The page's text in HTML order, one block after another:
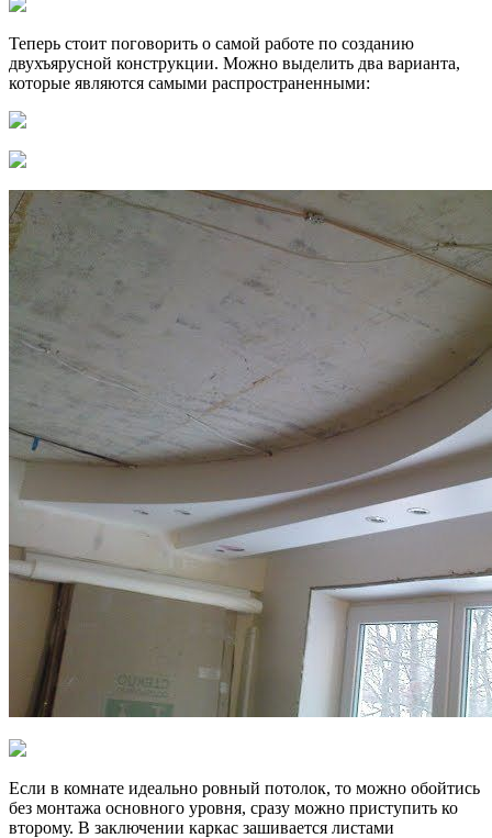
Теперь стоит поговорить о самой работе по созданию
двухъярусной конструкции. Можно выделить два варианта,
которые являются самыми распространенными:
Если в комнате идеально ровный потолок, то можно обойтись
без монтажа основного уровня, сразу можно приступить ко
второму. В заключении каркас зашивается листами